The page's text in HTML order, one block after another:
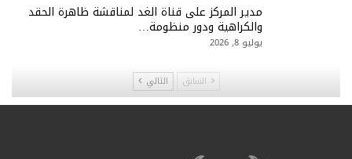
مدير المركز على قناة الغد لمناقشة ظاهرة الحقد
والكراهية ودور منظومة…
يوليو 8, 2026
السابق التالي